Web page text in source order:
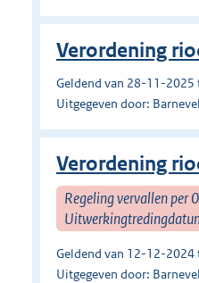
Verordening
Geldend van 28-11-2025
Uitgegeven door:
Verordening
Regeling vervallen
Geldend van 12-12-
Uitgegeven door: